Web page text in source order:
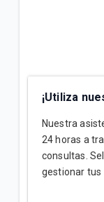
No
VER MÁS
¡Utiliza
Nuestra
24 horas a
consultas.
gestionar tus